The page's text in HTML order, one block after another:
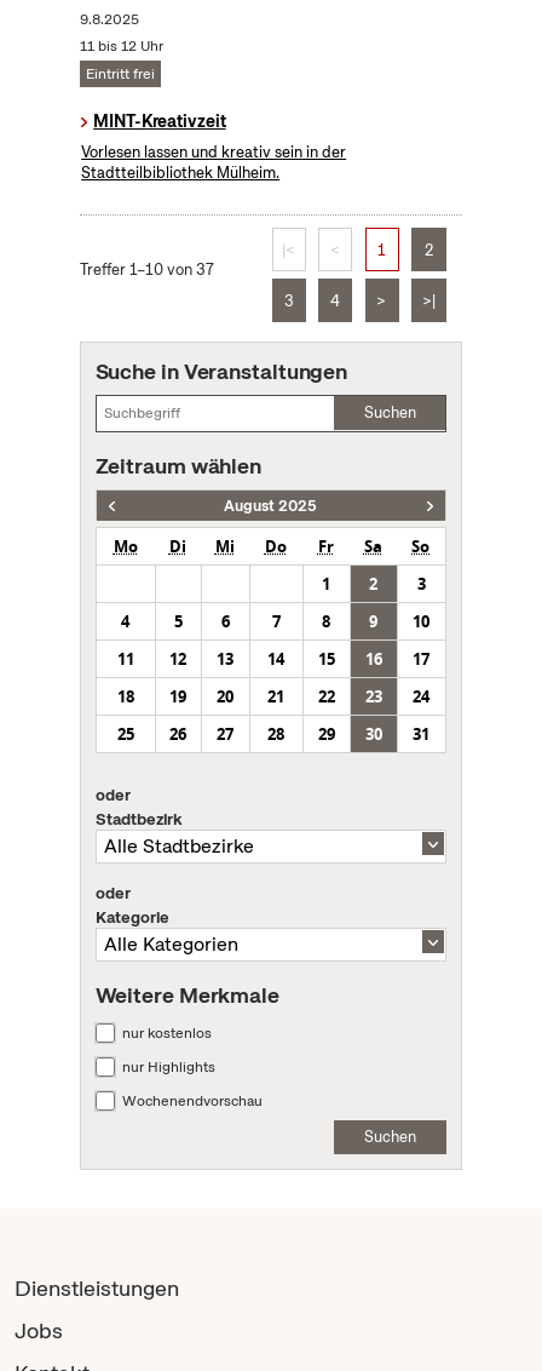
9.8.2025
11 bis 12 Uhr
Eintritt frei
MINT-Kreativzeit
Vorlesen lassen und kreativ sein in der
Stadtteilbibliothek Mülheim.
Treffer 1–10 von 37
|< < 1 2
3 4 > >|
Suche in Veranstaltungen
Suchen
Zeitraum wählen
August 2025
Mo Di Mi Do Fr Sa
So
1
2
3
4
5 6 7 8 9
10
11
12 13 14 15 16
17
18
19 20 21 22 23
24
25
26 27 28 29 30 31
oder
Stadtbezirk
oder
Kategorie
Weitere Merkmale
nur kostenlos
nur Highlights
Wochenendvorschau
Suchen
Dienstleistungen
Jobs